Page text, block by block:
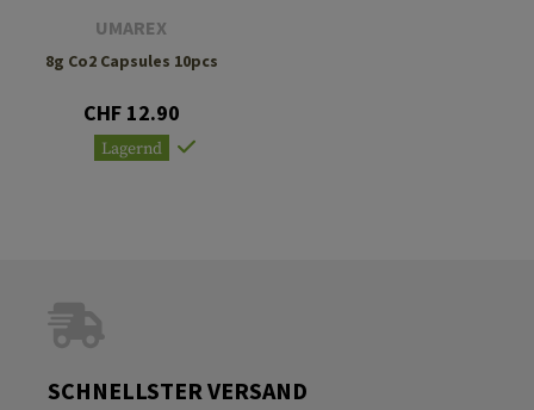
UMAREX
8g Co2 Capsules 10pcs
CHF 12.90
Lagernd
SCHNELLSTER VERSAND